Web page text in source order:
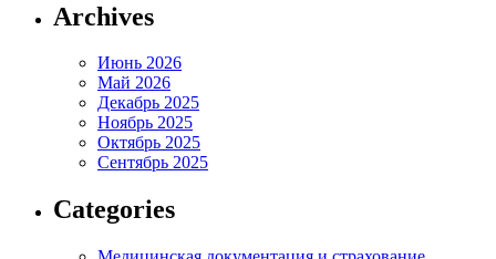
Archives
Июнь 2026
Май 2026
Декабрь 2025
Ноябрь 2025
Октябрь 2025
Сентябрь 2025
Categories